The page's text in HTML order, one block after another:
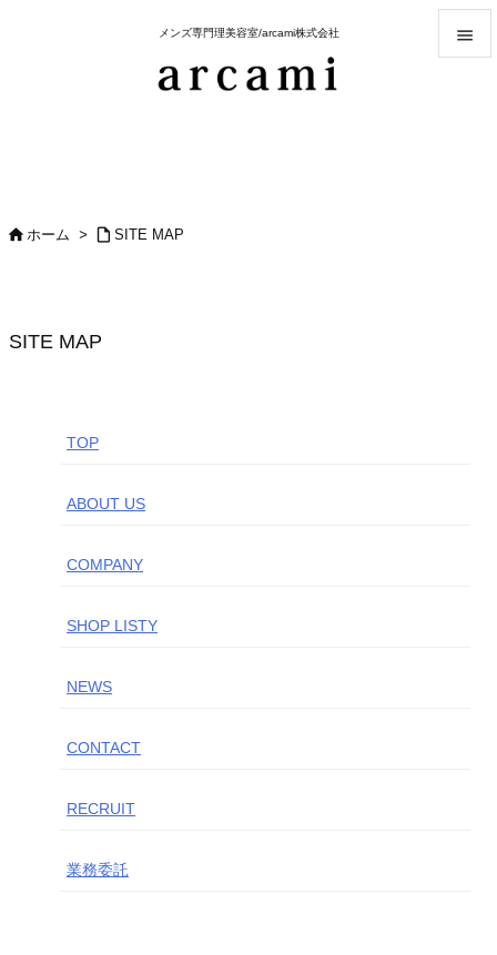
メンズ専門理美容室/arcami株式会社 
ホーム >  SITE MAP
SITE MAP
TOP
ABOUT US
COMPANY
SHOP LISTY
NEWS
CONTACT
RECRUIT
業務委託